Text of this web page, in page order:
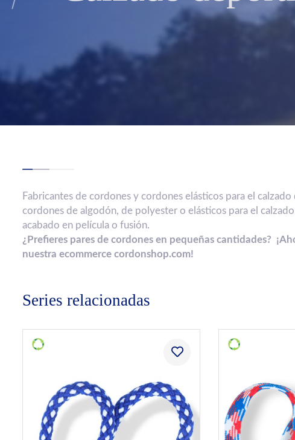
Fabricantes de cordones y cordones elásticos para el
cordones de algodón, de polyester o elásticos para el
acabado en película o fusión.
¿Prefieres pares de cordones en pequeñas cantidades?
nuestra ecommerce cordonshop.com!
Series relacionadas